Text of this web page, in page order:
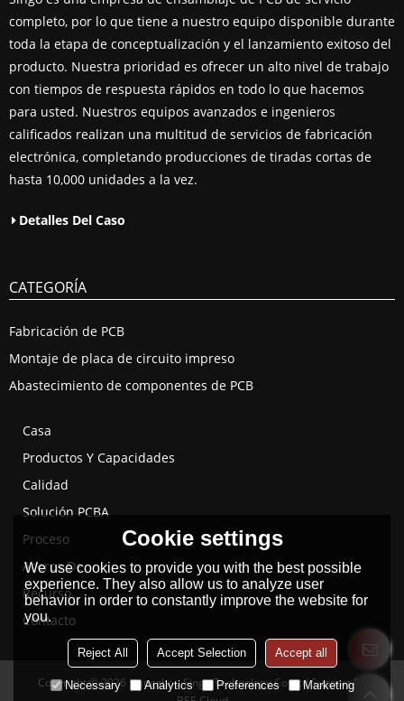
completo, por lo que tiene a nuestro equipo disponible durante
toda la etapa de conceptualización y el lanzamiento exitoso del
producto. Nuestra prioridad es ofrecer un alto nivel de trabajo
con tiempos de respuesta rápidos en todo lo que hacemos
para usted. Nuestros equipos avanzados e ingenieros
calificados realizan una multitud de servicios de fabricación
electrónica, completando producciones de tiradas cortas de
hasta 10,000 unidades a la vez.
Detalles Del Caso
CATEGORÍA
Fabricación de PCB
Montaje de placa de circuito impreso
Abastecimiento de componentes de PCB
Casa
Productos Y Capacidades
Calidad
Solución PCBA
Proceso
Acerca De
Recurso
Contacto
Copyright © 2026 Hangzhou Singo Technology Co.,LtdSupport By
Cookie settings
We use cookies to provide you with the best possible
experience. They also allow us to analyze user
behavior in order to constantly improve the website for
you.
Reject All Accept Selection Accept all
Necessary Analytics Preferences Marketing